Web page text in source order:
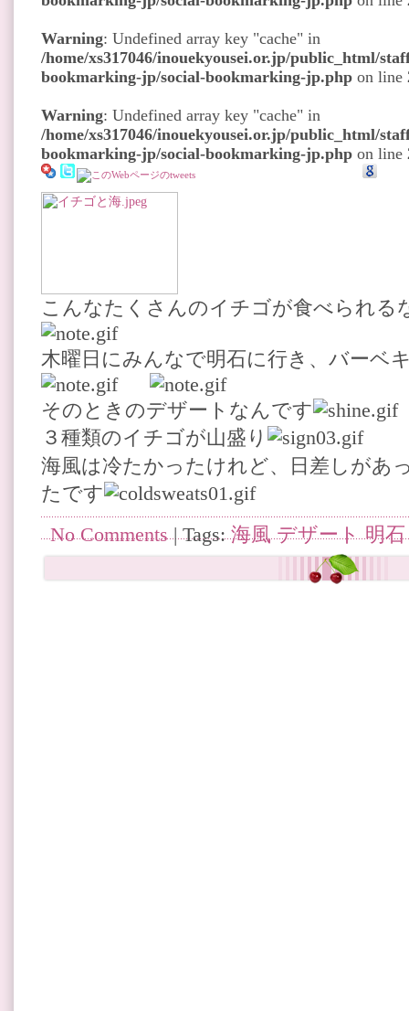
Warning: Undefined array key "cache" in
/home/xs317046/inouekyousei.or.jp/public_html/
bookmarking-jp/social-bookmarking-jp.php on line
Warning: Undefined array key "cache" in
/home/xs317046/inouekyousei.or.jp/public_html/
bookmarking-jp/social-bookmarking-jp.php on line
こんなたくさんのイチゴが食べられる
木曜日にみんなで明石に行き、バーベ
そのときのデザートなんです
３種類のイチゴが山盛り
海風は冷たかったけれど、日差しがあ
たです
No Comments| Tags:海風 デザート 明石